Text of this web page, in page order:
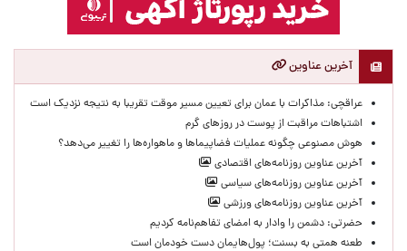
آخرین عناوین
عراقچی: مذاکرات با عمان برای تعیین مسیر موقت تقریبا به نتیجه نزدیک است
اشتباهات مراقبت از پوست در روزهای گرم
هوش مصنوعی چگونه عملیات فضاپیماها و ماهواره‌ها را تغییر می‌دهد؟
آخرین عناوین روزنامه‌های اقتصادی
آخرین عناوین روزنامه‌های سیاسی
آخرین عناوین روزنامه‌های ورزشی
حضرتی: دشمن را وادار به امضای تفاهم‌نامه کردیم
طعنه همتی به بسنت؛ پول‌هایمان دست خودمان است